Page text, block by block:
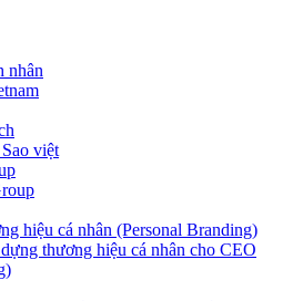
nhân
việt
hiệu cá nhân (Personal Branding)
thương hiệu cá nhân cho CEO